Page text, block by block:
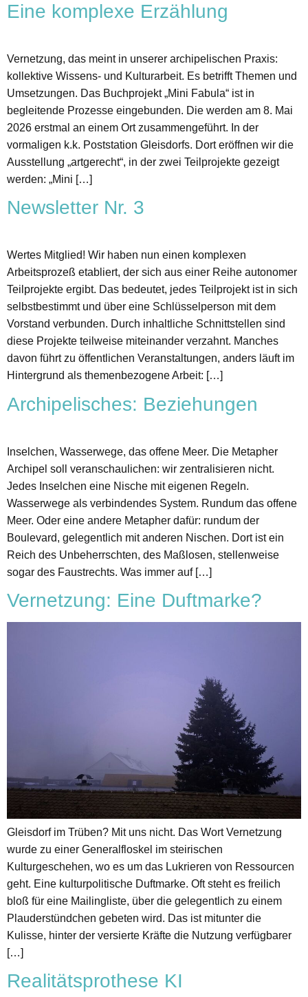
Eine komplexe Erzählung
Vernetzung, das meint in unserer archipelischen Praxis:
kollektive Wissens- und Kulturarbeit. Es betrifft Themen und
Umsetzungen. Das Buchprojekt „Mini Fabula“ ist in
begleitende Prozesse eingebunden. Die werden am 8. Mai
2026 erstmal an einem Ort zusammengeführt. In der
vormaligen k.k. Poststation Gleisdorfs. Dort eröffnen wir die
Ausstellung „artgerecht“, in der zwei Teilprojekte gezeigt
werden: „Mini […]
Newsletter Nr. 3
Wertes Mitglied! Wir haben nun einen komplexen
Arbeitsprozeß etabliert, der sich aus einer Reihe autonomer
Teilprojekte ergibt. Das bedeutet, jedes Teilprojekt ist in sich
selbstbestimmt und über eine Schlüsselperson mit dem
Vorstand verbunden. Durch inhaltliche Schnittstellen sind
diese Projekte teilweise miteinander verzahnt. Manches
davon führt zu öffentlichen Veranstaltungen, anders läuft im
Hintergrund als themenbezogene Arbeit: […]
Archipelisches: Beziehungen
Inselchen, Wasserwege, das offene Meer. Die Metapher
Archipel soll veranschaulichen: wir zentralisieren nicht.
Jedes Inselchen eine Nische mit eigenen Regeln.
Wasserwege als verbindendes System. Rundum das offene
Meer. Oder eine andere Metapher dafür: rundum der
Boulevard, gelegentlich mit anderen Nischen. Dort ist ein
Reich des Unbeherrschten, des Maßlosen, stellenweise
sogar des Faustrechts. Was immer auf […]
Vernetzung: Eine Duftmarke?
Gleisdorf im Trüben? Mit uns nicht. Das Wort Vernetzung
wurde zu einer Generalfloskel im steirischen
Kulturgeschehen, wo es um das Lukrieren von Ressourcen
geht. Eine kulturpolitische Duftmarke. Oft steht es freilich
bloß für eine Mailingliste, über die gelegentlich zu einem
Plauderstündchen gebeten wird. Das ist mitunter die
Kulisse, hinter der versierte Kräfte die Nutzung verfügbarer
[…]
Realitätsprothese KI